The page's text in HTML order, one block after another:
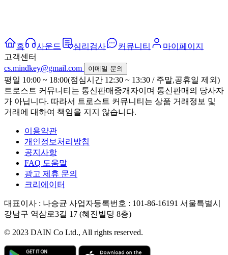
홈 사운드 심리검사 커뮤니티
마이페이지
고객센터
cs.mindkey@gmail.com
이메일 문의
평일 10:00 ~ 18:00(점심시간 12:30 ~ 13:30 / 주말,공휴일 제외)
트로스트 커뮤니티는 통신판매중개자이며 통신판매의 당사자
가 아닙니다. 따라서 트로스트 커뮤니티는 상품 거래정보 및
거래에 대하여 책임을 지지 않습니다.
이용약관
개인정보처리방침
공지사항
FAQ 도움말
광고 제휴 문의
크리에이터
대표이사 : 나승균 사업자등록번호 : 101-86-16191 서울특별시
강남구 역삼로3길 17 (혜진빌딩 8층)
© 2023 DAIN Co Ltd., All rights reserved.